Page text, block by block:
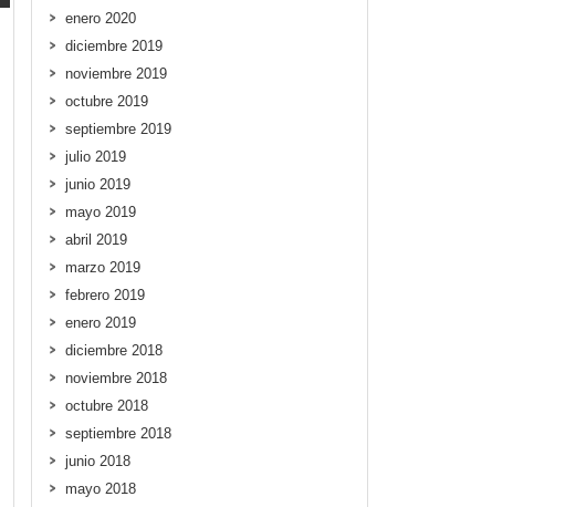
enero 2020
diciembre 2019
noviembre 2019
octubre 2019
septiembre 2019
julio 2019
junio 2019
mayo 2019
abril 2019
marzo 2019
febrero 2019
enero 2019
diciembre 2018
noviembre 2018
octubre 2018
septiembre 2018
junio 2018
mayo 2018